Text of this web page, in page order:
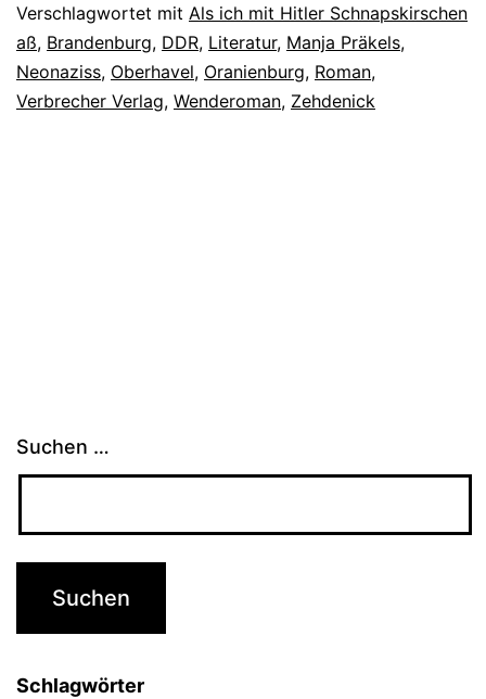
Verschlagwortet mit Als ich mit Hitler Schnapskirschen
aß, Brandenburg, DDR, Literatur, Manja Präkels,
Neonaziss, Oberhavel, Oranienburg, Roman,
Verbrecher Verlag, Wenderoman, Zehdenick
Suchen …
Schlagwörter